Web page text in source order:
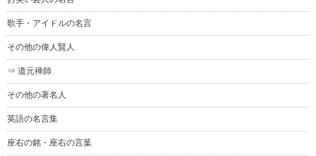
歌手・アイドルの名言
その他の偉人賢人
⇒ 道元禅師
その他の著名人
英語の名言集
座右の銘・座右の言葉